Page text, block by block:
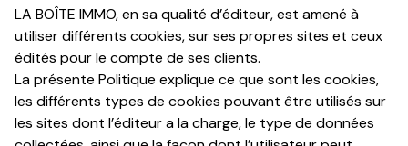
Accueil
vendre
Acheter
LA BOÎTE IMMO, en sa qualité d’éditeur, est amené à
utiliser différents cookies, sur ses propres sites et ceux
édités pour le compte de ses clients.
La présente Politique explique ce que sont les cookies,
les différents types de cookies pouvant être utilisés sur
les sites dont l’éditeur a la charge, le type de données